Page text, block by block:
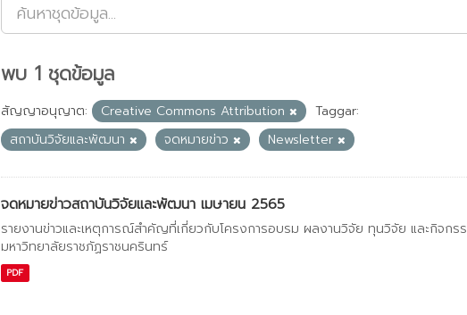
พบ 1 ชุดข้อมูล
สัญญาอนุญาต: Creative Commons Attribution
Taggar:
สถาบันวิจัยและพัฒนา
จดหมายข่าว Newsletter
จดหมายข่าวสถาบันวิจัยและพัฒนา เมษายน 2565
รายงานข่าวและเหตุการณ์สำคัญที่เกี่ยวกับโครงการอบรม ผลงานวิจัย ทุนวิจัย และกิจ
มหาวิทยาลัยราชภัฏราชนครินทร์
PDF